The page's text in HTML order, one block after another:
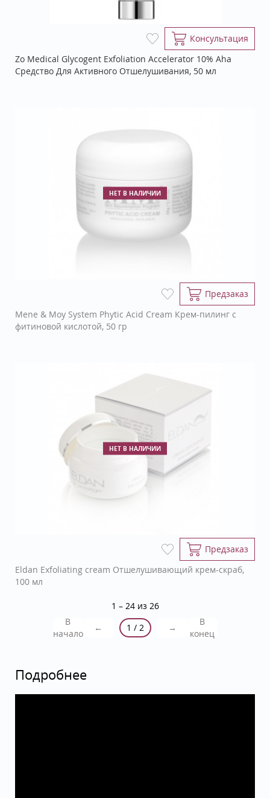
Консультация
Zo Medical Glycogent Exfoliation Accelerator 10% Aha
Средство Для Активного Отшелушивания, 50 мл
НЕТ В НАЛИЧИИ
Предзаказ
Mene & Moy System Phytic Acid Cream Крем-пилинг с
фитиновой кислотой, 50 гр
НЕТ В НАЛИЧИИ
Предзаказ
Eldan Exfoliating cream Отшелушивающий крем-скраб,
100 мл
1 – 24 из 26
В
начало
← 1 / 2 →
В
конец
Подробнее